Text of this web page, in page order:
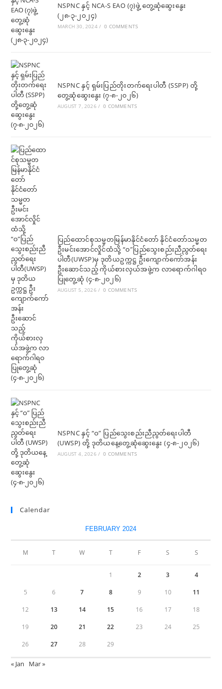
NSPNC နှင့် NCA-S EAO (၇)ဖွဲ့ တွေ့ဆုံဆွေးနွေး
(၂၈-၃-၂၀၂၄)
MARCH 30, 2024 / 0 COMMENTS
NSPNC နှင့် ရှမ်းပြည်တိုးတက်ရေးပါတီ (SSPP) တို့
တွေ့ဆုံဆွေးနွေး (၇-၈-၂၀၂၆)
AUGUST 7, 2026 / 0 COMMENTS
ပြည်ထောင်စုသမ္မတမြန်မာနိုင်ငံတော် နိုင်ငံတော်သမ္မတ
ဦးမင်းအောင်လှိုင်ထံသို့ “ဝ”ပြည်သွေးစည်းညီညွတ်ရေး
ပါတီ(UWSP)မှ ဒုတိယဥက္ကဋ္ဌ ဦးကျောက်ကော်အန်း
ဦးဆောင်သည့် ကိုယ်စားလှယ်အဖွဲ့က လာရောက်ဂါရဝ
ပြုတွေ့ဆုံ (၄-၈-၂၀၂၆)
AUGUST 5, 2026 / 0 COMMENTS
NSPNC နှင့် “ဝ” ပြည်သွေးစည်းညီညွတ်ရေးပါတီ
(UWSP) တို့ ဒုတိယနေ့တွေ့ဆုံဆွေးနွေး (၄-၈-၂၀၂၆)
AUGUST 4, 2026 / 0 COMMENTS
Calendar
FEBRUARY 2024
M T W T F S S
1 2 3 4
5 6 7 8 9 10 11
12 13 14 15 16 17 18
19 20 21 22 23 24 25
26 27 28 29
« Jan Mar »